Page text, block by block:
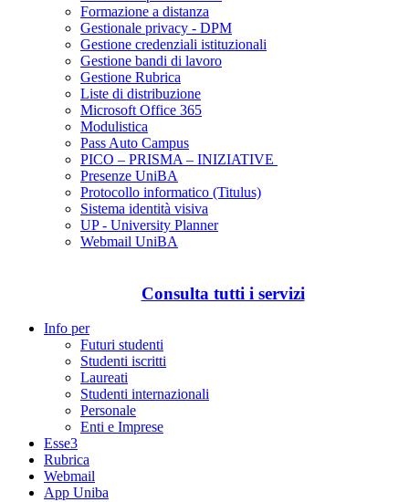
Formazione a distanza
Gestionale privacy - DPM
Gestione credenziali istituzionali
Gestione bandi di lavoro
Gestione Rubrica
Liste di distribuzione
Microsoft Office 365
Modulistica
Pass Auto Campus
PICO – PRISMA – INIZIATIVE
Presenze UniBA
Protocollo informatico (Titulus)
Sistema identità visiva
UP - University Planner
Webmail UniBA
Consulta tutti i servizi
Info per
Futuri studenti
Studenti iscritti
Laureati
Studenti internazionali
Personale
Enti e Imprese
Esse3
Rubrica
Webmail
App Uniba